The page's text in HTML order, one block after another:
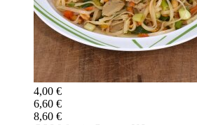
4,00 €
6,60 €
8,60 €